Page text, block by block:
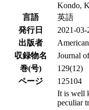
Kondo,
言語
英語
発行日
2021-03-
出版者
収録物名
Journal
巻(号)
129(12)
ページ
125104
It is well
peculiar